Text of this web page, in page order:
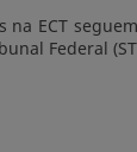
ECT
Federal